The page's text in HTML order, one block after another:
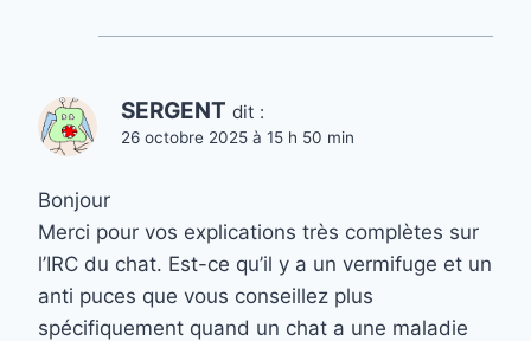
SERGENT dit :
26 octobre 2025 à 15 h 50 min
Bonjour
Merci pour vos explications très complètes sur
l’IRC du chat. Est-ce qu’il y a un vermifuge et un
anti puces que vous conseillez plus
spécifiquement quand un chat a une maladie